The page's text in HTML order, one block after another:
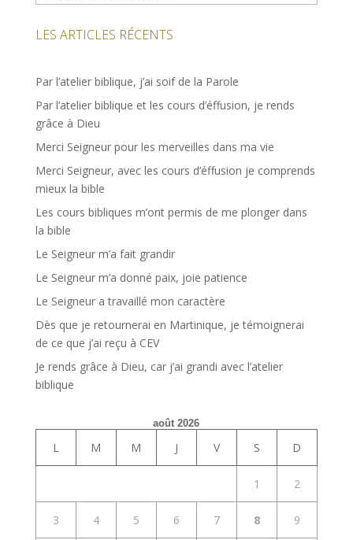
LES ARTICLES RÉCENTS
Par l’atelier biblique, j’ai soif de la Parole
Par l’atelier biblique et les cours d’éffusion, je rends
grâce à Dieu
Merci Seigneur pour les merveilles dans ma vie
Merci Seigneur, avec les cours d’éffusion je comprends
mieux la bible
Les cours bibliques m’ont permis de me plonger dans
la bible
Le Seigneur m’a fait grandir
Le Seigneur m’a donné paix, joie patience
Le Seigneur a travaillé mon caractère
Dès que je retournerai en Martinique, je témoignerai
de ce que j’ai reçu à CEV
Je rends grâce à Dieu, car j’ai grandi avec l’atelier
biblique
août 2026
L M M J V S D
1 2
3 4 5 6 7 8 9